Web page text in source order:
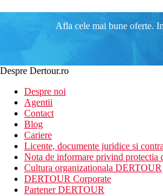
Afla cele mai bune oferte.
Despre Dertour.ro
Despre noi
Agentii
Contact
Blog
Cariere
Licente, documente juridice si
Nota de informare privind protectia
Cultura organizationala DERTOUR
DERTOUR Corporate
Partener DERTOUR